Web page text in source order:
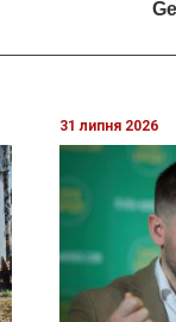
31 липня 2026